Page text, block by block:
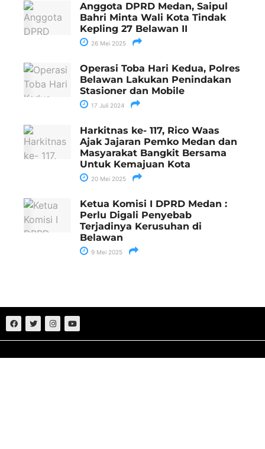
Anggota DPRD Medan, Saipul
Bahri Minta Wali Kota Tindak
Kepling 27 Belawan II
26 Mei 2025
Operasi Toba Hari Kedua, Polres
Belawan Lakukan Penindakan
Stasioner dan Mobile
17 Juli 2024
Harkitnas ke- 117, Rico Waas
Ajak Jajaran Pemko Medan dan
Masyarakat Bangkit Bersama
Untuk Kemajuan Kota
20 Mei 2025
Ketua Komisi I DPRD Medan :
Perlu Digali Penyebab
Terjadinya Kerusuhan di
Belawan
9 Mei 2025